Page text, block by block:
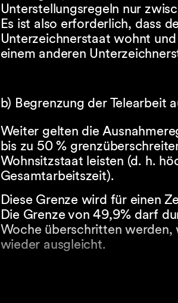
Unterstellungsregeln nur
Es ist also erforderlich, dass
Unterzeichnerstaat wohnt
einem anderen
b) Begrenzung der Telearbeit
Weiter gelten die
bis zu 50 %
Wohnsitzstaat leisten (d. h.
Gesamtarbeitszeit).
Diese Grenze wird für einen
Die Grenze von 49,9% darf
Woche überschritten werden,
wieder ausgleicht.